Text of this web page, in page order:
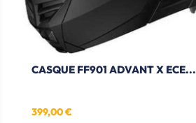
CASQUE FF901 ADVANT X ECE...
Prix
399,00 €